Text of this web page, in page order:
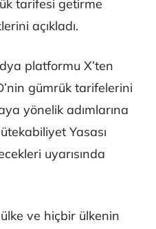
tarifesi getirme
açıkladı.
platformu X’ten
gümrük tarifelerini
yönelik adımlarına
Yasası
uyarısında
ve hiçbir ülkenin